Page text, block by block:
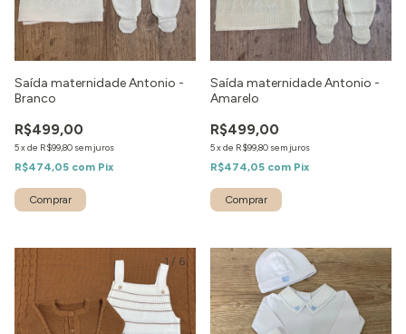
Saída maternidade Antonio -
Branco
R$499,00
5xde R$99,80 sem juros
R$474,05 com Pix
Comprar
Saída maternidade Antonio -
Amarelo
R$499,00
5xde R$99,80 sem juros
R$474,05 com Pix
Comprar
1 / 6